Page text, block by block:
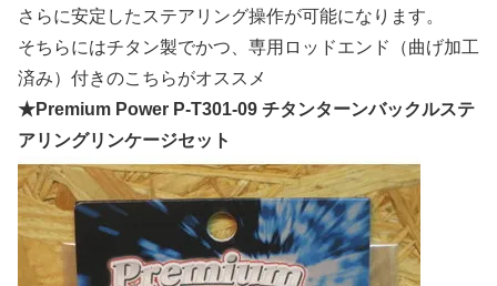
さらに安定したステアリング操作が可能になります。
そちらにはチタン製でかつ、専用ロッドエンド（曲げ加工
済み）付きのこちらがオススメ
★Premium Power P-T301-09 チタンターンバックルステ
アリングリンケージセット